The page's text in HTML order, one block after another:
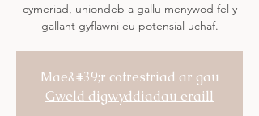
cymeriad, uniondeb a gallu menywod fel y
gallant gyflawni eu potensial uchaf.
Mae&#39;r cofrestriad ar gau
Gweld digwyddiadau eraill